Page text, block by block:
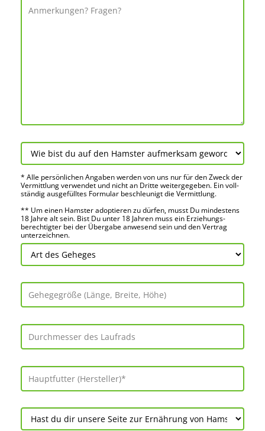
* Alle persön­lichen Angaben werden von uns nur für den Zweck der
Vermitt­lung verwendet und nicht an Dritte weiter­gegeben. Ein voll­
ständig ausge­fülltes Formular beschleu­nigt die Vermitt­lung.
** Um einen Hamster adoptieren zu dürfen, musst Du mindes­tens
18 Jahre alt sein. Bist Du unter 18 Jahren muss ein Erziehungs­
berechtigter bei der Über­gabe anwes­end sein und den Vertrag
unter­zeichnen.